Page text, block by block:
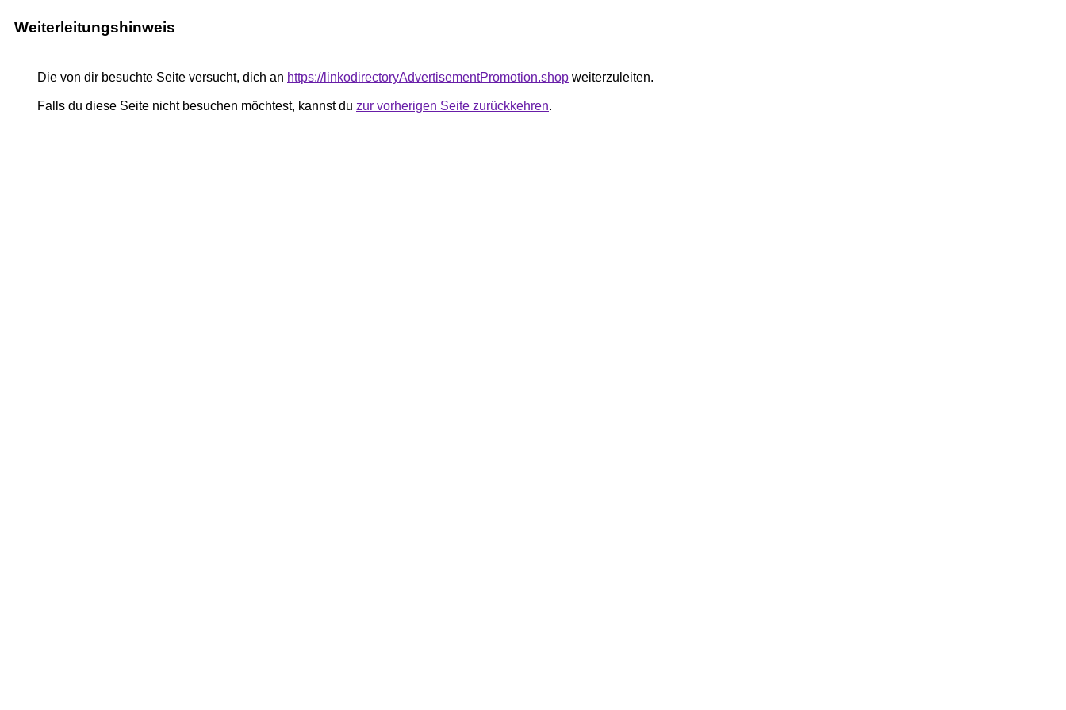
Weiterleitungshinweis
Die von dir besuchte Seite versucht, dich an https://linkodirectoryAdvertisementPromotion.shop weiterzuleiten.
Falls du diese Seite nicht besuchen möchtest, kannst du zur vorherigen Seite zurückkehren.